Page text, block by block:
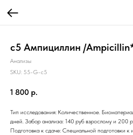
c5 Ампициллин /
Анализы
SKU: 55-G-c5
1 800 р.
Тип исследования: Количественное.
дней. Забор анализа: 140 руб взрослому и 200
Подготовка к сдаче: Специальной подготовки к